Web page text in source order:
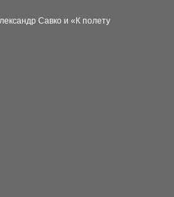
Савко и «К полету